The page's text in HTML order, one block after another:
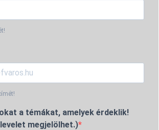
a témákat, amelyek érdeklik!
megjelölhet.)